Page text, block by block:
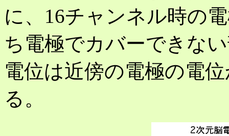
に、16チャンネル時の
ち電極でカバーできな
電位は近傍の電極の電
る。